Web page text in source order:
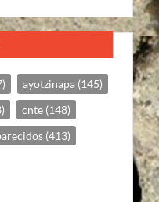
ayotzinapa (145)
cnte (148)
(413)